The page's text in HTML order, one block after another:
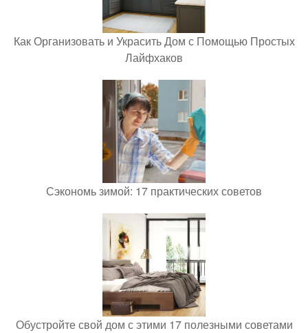
Как Организовать и Украсить Дом с Помощью Простых
Лайфхаков
Сэкономь зимой: 17 практических советов
Обустройте свой дом с этими 17 полезными советами